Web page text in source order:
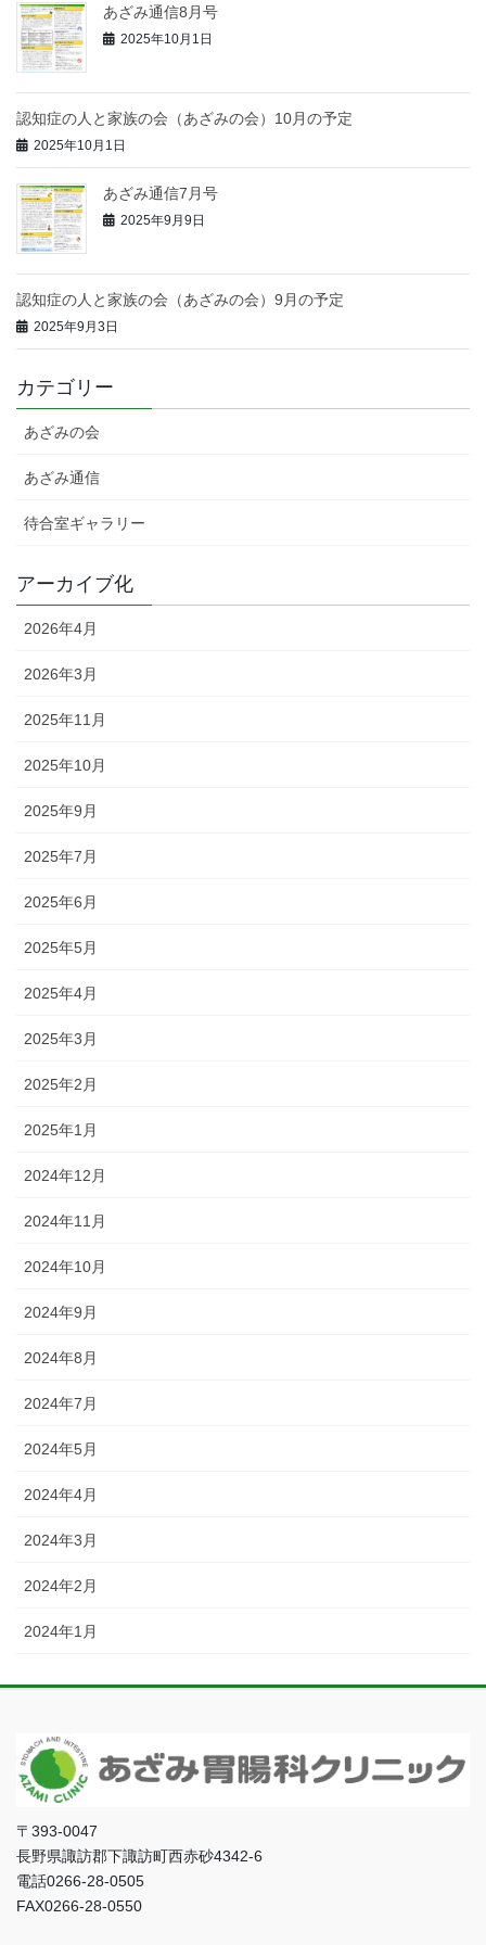
あざみ通信8月号
2025年10月1日
認知症の人と家族の会（あざみの会）10月の予定
2025年10月1日
あざみ通信7月号
2025年9月9日
認知症の人と家族の会（あざみの会）9月の予定
2025年9月3日
カテゴリー
あざみの会
あざみ通信
待合室ギャラリー
アーカイブ化
2026年4月
2026年3月
2025年11月
2025年10月
2025年9月
2025年7月
2025年6月
2025年5月
2025年4月
2025年3月
2025年2月
2025年1月
2024年12月
2024年11月
2024年10月
2024年9月
2024年8月
2024年7月
2024年5月
2024年4月
2024年3月
2024年2月
2024年1月
〒393-0047
長野県諏訪郡下諏訪町西赤砂4342-6
電話0266-28-0505
FAX0266-28-0550